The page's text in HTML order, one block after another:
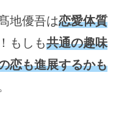
地優吾は恋愛体質
もしも共通の趣味
恋も進展するかも